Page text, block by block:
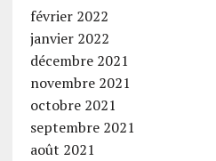
février 2022
janvier 2022
décembre 2021
novembre 2021
octobre 2021
septembre 2021
août 2021